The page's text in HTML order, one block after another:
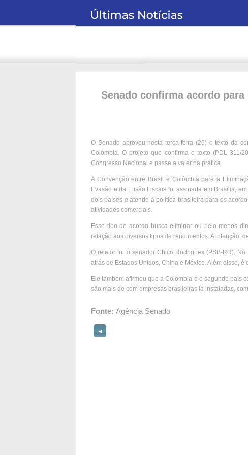
Senado confirma acordo
O Senado aprovou nesta terça-feira (26) o texto da
Colômbia. O projeto que confirma o texto (PDL 311/
Congresso Nacional e passe a valer na prática.
A Convenção entre Brasil e Colômbia para a
Evasão e da Elisão Fiscais foi assinada em Brasília,
dois países e atende à política brasileira para os
atividades comerciais.
Esse tipo de acordo busca eliminar ou pelo menos
relação aos diversos tipos de rendimentos. A intenção,
O relator foi o senador Chico Rodrigues (PSB-RR).
atrás de Estados Unidos, China e México. Além disso,
Ele também afirmou que a Colômbia é o segundo país
são mais de cem empresas brasileiras lá instaladas,
Fonte: Agência Senado
◄